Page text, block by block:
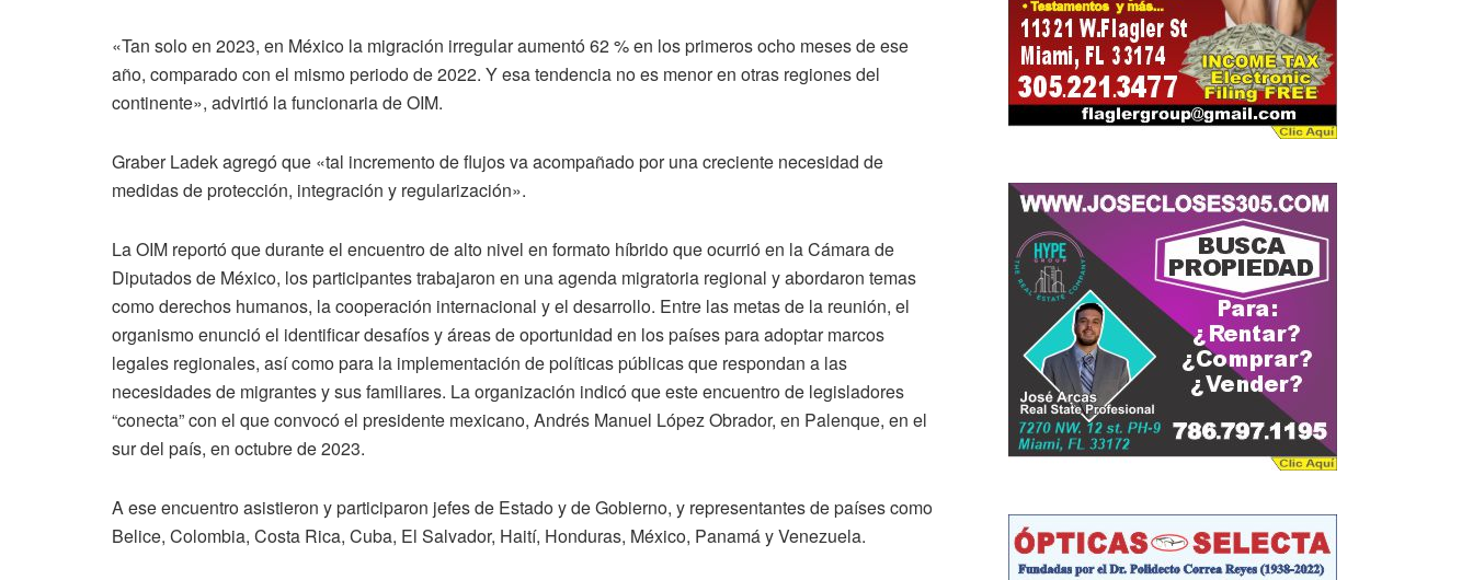
«Tan solo en 2023, en México la migración irregular aumentó 62 % en los primeros ocho meses de ese
año, comparado con el mismo periodo de 2022. Y esa tendencia no es menor en otras regiones del
continente», advirtió la funcionaria de OIM.
Graber Ladek agregó que «tal incremento de flujos va acompañado por una creciente necesidad de
medidas de protección, integración y regularización».
La OIM reportó que durante el encuentro de alto nivel en formato híbrido que ocurrió en la Cámara de
Diputados de México, los participantes trabajaron en una agenda migratoria regional y abordaron temas
como derechos humanos, la cooperación internacional y el desarrollo. Entre las metas de la reunión, el
organismo enunció el identificar desafíos y áreas de oportunidad en los países para adoptar marcos
legales regionales, así como para la implementación de políticas públicas que respondan a las
necesidades de migrantes y sus familiares. La organización indicó que este encuentro de legisladores
“conecta” con el que convocó el presidente mexicano, Andrés Manuel López Obrador, en Palenque, en el
sur del país, en octubre de 2023.
A ese encuentro asistieron y participaron jefes de Estado y de Gobierno, y representantes de países como
Belice, Colombia, Costa Rica, Cuba, El Salvador, Haití, Honduras, México, Panamá y Venezuela.